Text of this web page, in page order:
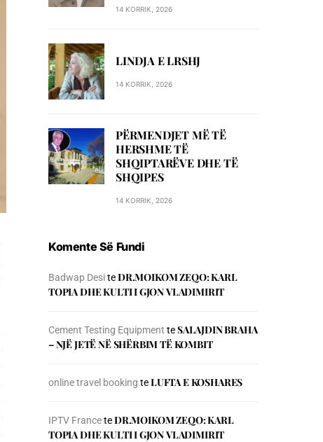
14 KORRIK, 2026
LINDJA E LRSHJ
14 KORRIK, 2026
PËRMENDJET MË TË
HERSHME TË
SHQIPTARËVE DHE TË
SHQIPES
14 KORRIK, 2026
Komente Së Fundi
Badwap DesiteDR.MOIKOM ZEQO: KARL
TOPIA DHE KULTI I GJON VLADIMIRIT
Cement Testing Equipment teSALAJDIN BRAHA
– NJЁ JETЁ NЁ SHЁRBIM TЁ KOMBIT
online travel booking teLUFTA E KOSHARES
IPTV FranceteDR.MOIKOM ZEQO: KARL
TOPIA DHE KULTI I GJON VLADIMIRIT